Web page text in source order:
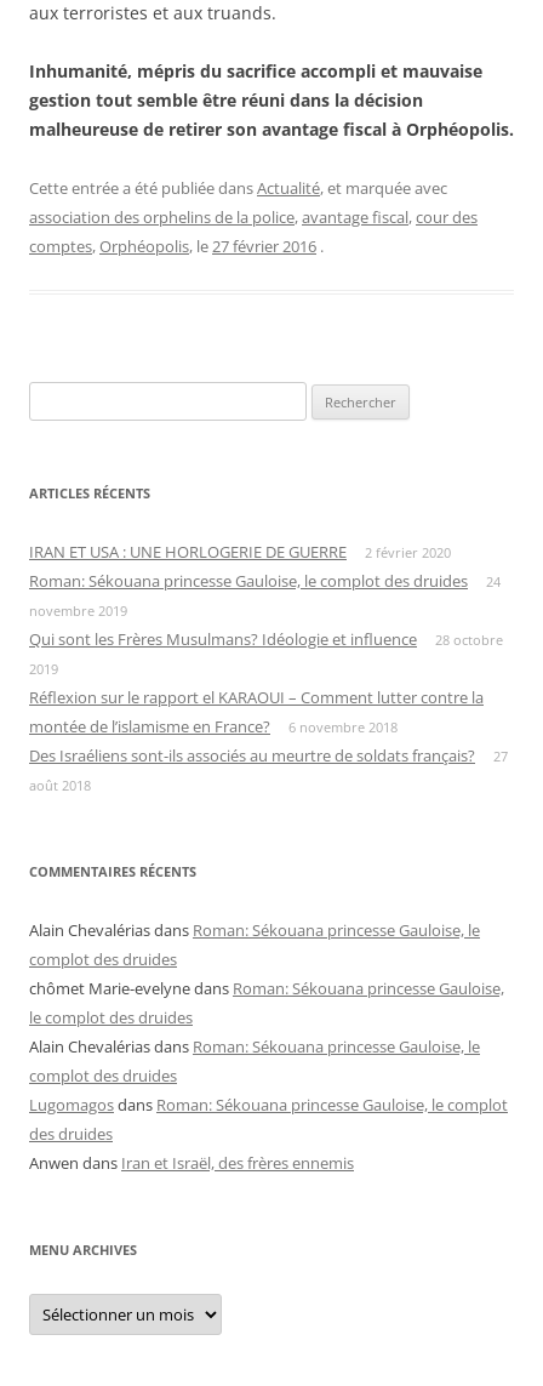
aux terroristes et aux truands.
Inhumanité, mépris du sacrifice accompli et mauvaise
gestion tout semble être réuni dans la décision
malheureuse de retirer son avantage fiscal à Orphéopolis.
Cette entrée a été publiée dansActualité, et marquée avec
association des orphelins de la police,avantage fiscal,cour des
comptes,Orphéopolis, le27 février 2016 .
ARTICLES RÉCENTS
IRAN ET USA : UNE HORLOGERIE DE GUERRE 2 février 2020
Roman: Sékouana princesse Gauloise, le complot des druides
24
novembre 2019
Qui sont les Frères Musulmans? Idéologie et influence
28 octobre
2019
Réflexion sur le rapport el KARAOUI – Comment lutter contre la
montée de l’islamisme en France?
6 novembre 2018
Des Israéliens sont-ils associés au meurtre de soldats français?
27
août 2018
COMMENTAIRES RÉCENTS
Alain Chevalériasdans Roman: Sékouana princesse Gauloise, le
complot des druides
chômet Marie-evelynedans Roman: Sékouana princesse Gauloise,
le complot des druides
Alain Chevalériasdans Roman: Sékouana princesse Gauloise, le
complot des druides
Lugomagosdans Roman: Sékouana princesse Gauloise, le complot
des druides
Anwen dans Iran et Israël, des frères ennemis
MENU ARCHIVES
Menu
archives